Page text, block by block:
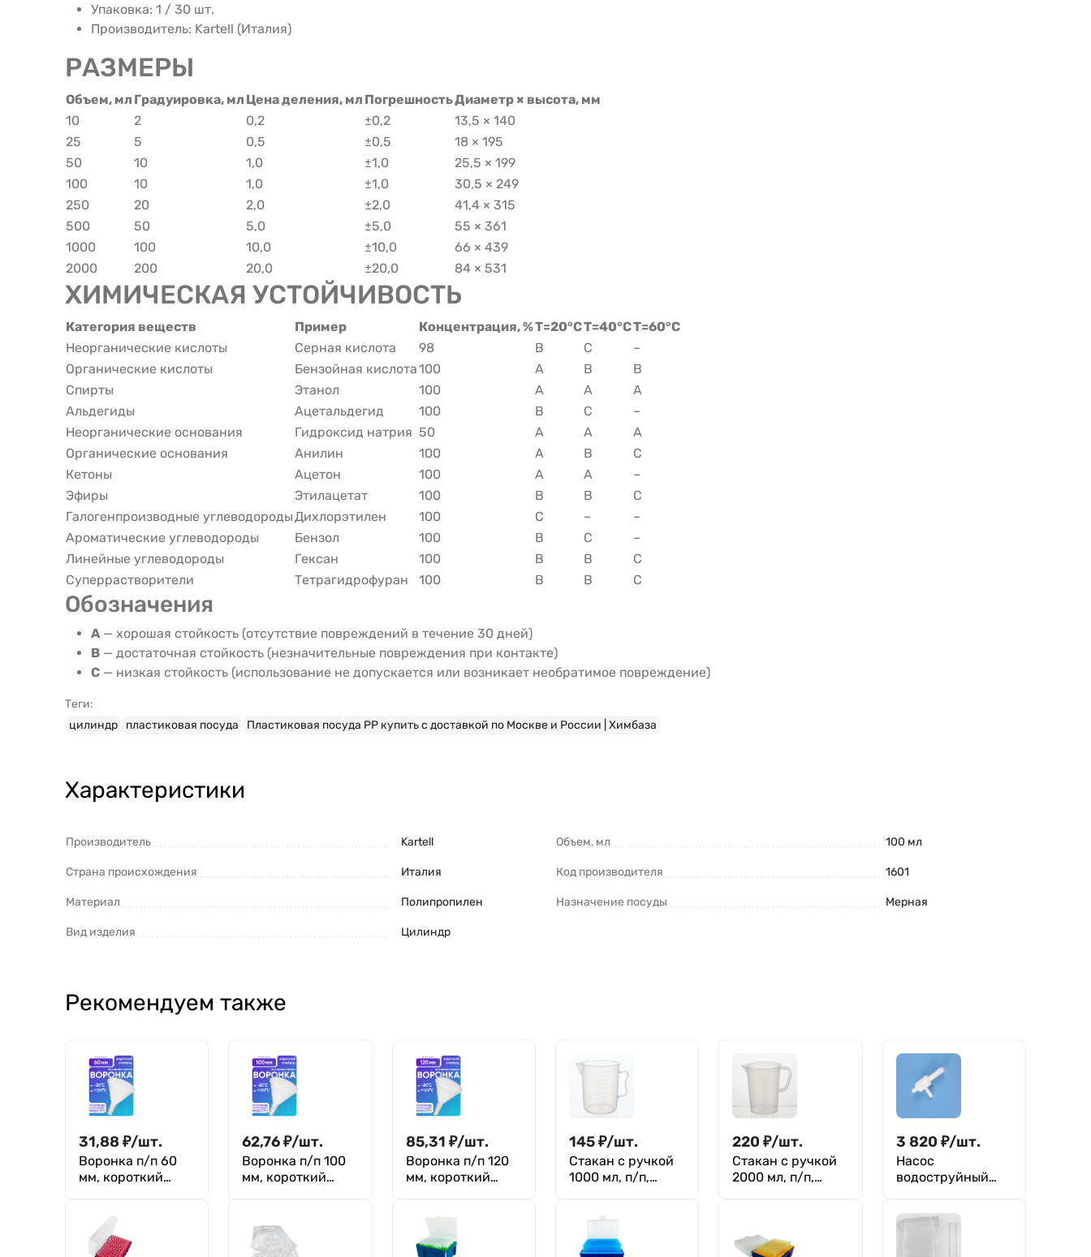
Упаковка: 1 / 30 шт.
Производитель: Kartell (Италия)
РАЗМЕРЫ
Объем, мл Градуировка, мл Цена деления, мл ПогрешностьДиаметр × высота, мм
10
2 0,2 ±0,2
13,5 × 140
25
5 0,5 ±0,5
18 × 195
50
10 1,0 ±1,0
25,5 × 199
100
10 1,0 ±1,0
30,5 × 249
250
20 2,0 ±2,0
41,4 × 315
500
50 5,0 ±5,0
55 × 361
1000
100 10,0 ±10,0
66 × 439
2000
200 20,0 ±20,0 84 × 531
ХИМИЧЕСКАЯ УСТОЙЧИВОСТЬ
Категория веществ Пример Концентрация, %T=20°CT=40°CT=60°C
Неорганические кислоты
Серная кислота 98 B C
–
Органические кислоты
Бензойная кислота100 A B
B
Спирты
Этанол 100 A A
A
Альдегиды
Ацетальдегид 100 B C
–
Неорганические основания
Гидроксид натрия 50 A A
A
Органические основания
Анилин 100 A B
C
Кетоны
Ацетон 100 A A
–
Эфиры
Этилацетат 100 B B
C
Галогенпроизводные углеводородыДихлорэтилен 100 C –
–
Ароматические углеводороды
Бензол 100 B C
–
Линейные углеводороды
Гексан 100 B B
C
Суперрастворители
Тетрагидрофуран 100 B B C
Обозначения
A — хорошая стойкость (отсутствие повреждений в течение 30 дней)
B — достаточная стойкость (незначительные повреждения при контакте)
C — низкая стойкость (использование не допускается или возникает необратимое повреждение)
Теги:
цилиндр
пластиковая посуда Пластиковая посуда PP купить с доставкой по Москве и России | Химбаза
Характеристики
Производитель Kartell
Страна происхождения Италия
Материал Полипропилен
Вид изделия Цилиндр
Объем, мл 100 мл
Код производителя 1601
Назначение посуды Мерная
Рекомендуем также
31,88 ₽/шт.
Воронка п/п 60
мм, короткий
62,76₽/шт.
Воронка п/п 100
мм, короткий
85,31 ₽/шт.
Воронка п/п 120
мм, короткий
145₽/шт.
Стакан с ручкой
1000 мл, п/п,
220 ₽/шт.
Стакан с ручкой
2000 мл, п/п,
3 820 ₽/шт.
Насос
водоструйный